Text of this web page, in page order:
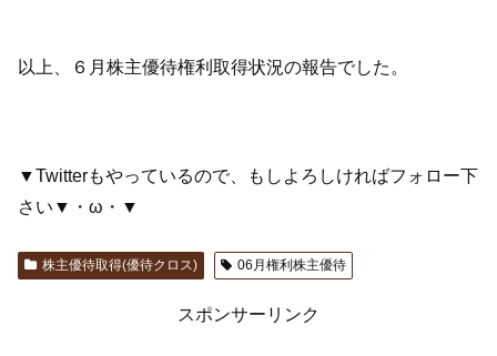
以上、６月株主優待権利取得状況の報告でした。
▼Twitterもやっているので、もしよろしければフォロー下
さい▼・ω・▼
株主優待取得(優待クロス) 06月権利株主優待
スポンサーリンク